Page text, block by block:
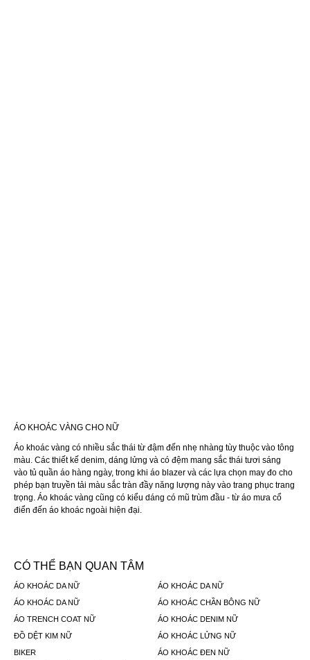
ÁO KHOÁC VÀNG CHO NỮ
Áo khoác vàng có nhiều sắc thái từ đậm đến nhẹ nhàng tùy thuộc vào tông
màu. Các thiết kế denim, dáng lửng và có đệm mang sắc thái tươi sáng
vào tủ quần áo hàng ngày, trong khi áo blazer và các lựa chọn may đo cho
phép bạn truyền tải màu sắc tràn đầy năng lượng này vào trang phục trang
trọng. Áo khoác vàng cũng có kiểu dáng có mũ trùm đầu - từ áo mưa cổ
điển đến áo khoác ngoài hiện đại.
CÓ THỂ BẠN QUAN TÂM
ÁO KHOÁC DA NỮ
ÁO KHOÁC DA NỮ
ÁO KHOÁC DA NỮ
ÁO KHOÁC CHẦN BÔNG NỮ
ÁO TRENCH COAT NỮ
ÁO KHOÁC DENIM NỮ
ĐỒ DỆT KIM NỮ
ÁO KHOÁC LỬNG NỮ
BIKER
ÁO KHOÁC ĐEN NỮ